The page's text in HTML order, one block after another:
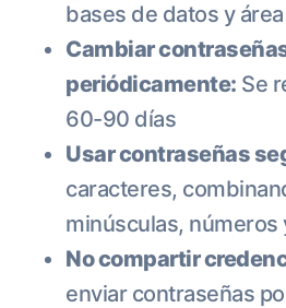
bases de datos y
Cambiar
periódicamente: Se
60-90 días
Usar contraseñas
caracteres,
minúsculas, números
No compartir
enviar contraseñas